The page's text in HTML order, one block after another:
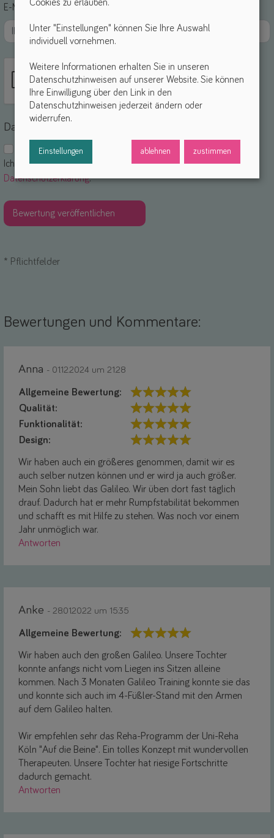
E-Mail *
Datenschutz
Ich akzeptiere dieNutzungsbedingungenund die
Datenschutzerklärung. *
* Pflichtfelder
Bewertungen und Kommentare:
Anna - 01.12.2024 um 21:28
Allgemeine Bewertung:
Qualität:
Funktionalität:
Design:
Wir haben auch ein größeres genommen, damit wir es
auch selber nutzen können und er wird ja auch größer.
Mein Sohn liebt das Galileo. Wir üben dort fast täglich
drauf. Dadurch hat er mehr Rumpfstabilität bekommen
und schafft es mit Hilfe zu stehen. Was noch vor einem
Jahr unmöglich war.
Antworten
Anke - 28.01.2022 um 15:35
Allgemeine Bewertung:
Wir haben auch den großen Galileo. Unsere Tochter
konnte anfangs nicht vom Liegen ins Sitzen alleine
kommen. Nach 3 Monaten Galileo Training konnte sie das
und konnte sich auch im 4-Füßler-Stand mit den Armen
auf dem Galileo halten.
Wir empfehlen sehr das Reha-Programm der Uni-Reha
Köln "Auf die Beine". Ein tolles Konzept mit wundervollen
Therapeuten. Unsere Tochter hat riesige Fortschritte
dadurch gemacht.
Antworten
Cookies zu erlauben.
Unter "Einstellungen" können Sie Ihre Auswahl
individuell vornehmen.
Weitere Informationen erhalten Sie in unseren
Datenschutzhinweisen auf unserer Website. Sie können
Ihre Einwilligung über den Link in den
Datenschutzhinweisen jederzeit ändern oder
widerrufen.
Einstellungen ablehnen zustimmen